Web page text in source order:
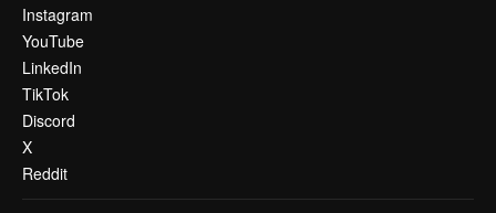
Instagram
YouTube
LinkedIn
TikTok
Discord
X
Reddit